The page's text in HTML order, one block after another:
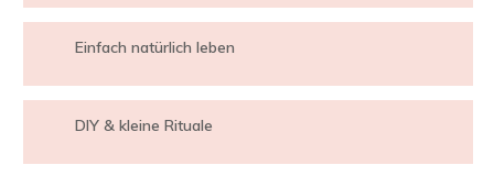
Einfach natürlich leben
DIY & kleine Rituale